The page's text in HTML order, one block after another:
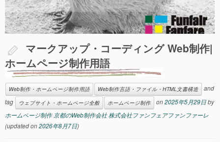
マークアップ・コーディング Web制作|
ホームページ制作用語
Web制作・ホームページ制作用語 Web制作言語・ファイル・HTML文書構造
and
tag
ウェブサイト・ホームページ全般 ホームページ制作 on2025年5月29日by
ホームページ制作 京都のWeb制作会社 株式会社ファンフェアファンファーレ
(updated on2026年8月7日)